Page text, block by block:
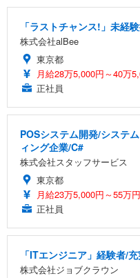
「ラストチャンス!」未経
株式会社alBee
東京都
月給28万5,000円～40万
正社員
POSシステム開発/システ
ィング企業/C#
株式会社スタッフサービス
東京都
月給23万5,000円～55万円
正社員
「ITエンジニア」経験者/
株式会社ジョブクラウン